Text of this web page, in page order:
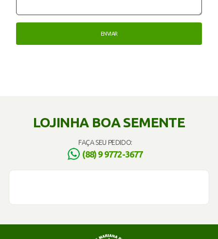
LOJINHA BOA SEMENTE
FAÇA SEU PEDIDO:
(88) 9 9772-3677